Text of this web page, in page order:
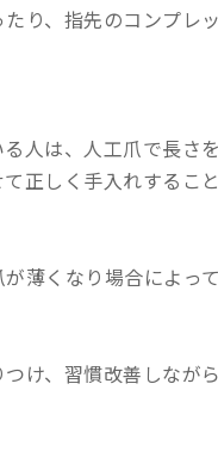
り、指先のコンプレ
る人は、人工爪で長さ
正しく手入れすること
薄くなり場合によっ
け、習慣改善しなが